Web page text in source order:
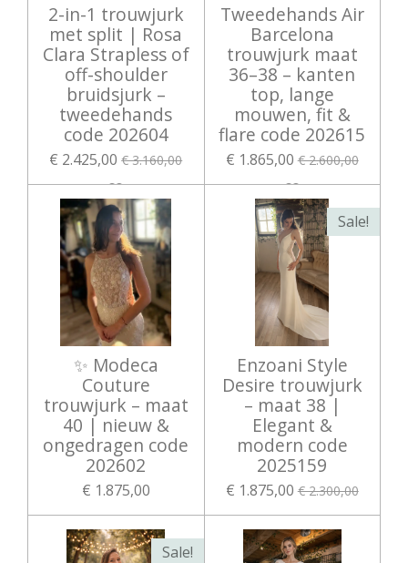
2-in-1 trouwjurk
met split | Rosa
Clara Strapless of
off-shoulder
bruidsjurk –
tweedehands
code 202604
€ 2.425,00 € 3.160,00
Tweedehands Air
Barcelona
trouwjurk maat
36–38 – kanten
top, lange
mouwen, fit &
flare code 202615
€ 1.865,00 € 2.600,00
✨ Modeca
Couture
trouwjurk – maat
40 | nieuw &
ongedragen code
202602
€ 1.875,00
Sale!
Enzoani Style
Desire trouwjurk
– maat 38 |
Elegant &
modern code
2025159
€ 1.875,00 € 2.300,00
Sale!